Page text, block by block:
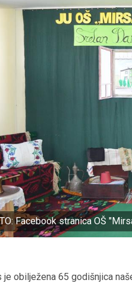
Facebook stranica OŠ
je obilježena 65 godišnjica